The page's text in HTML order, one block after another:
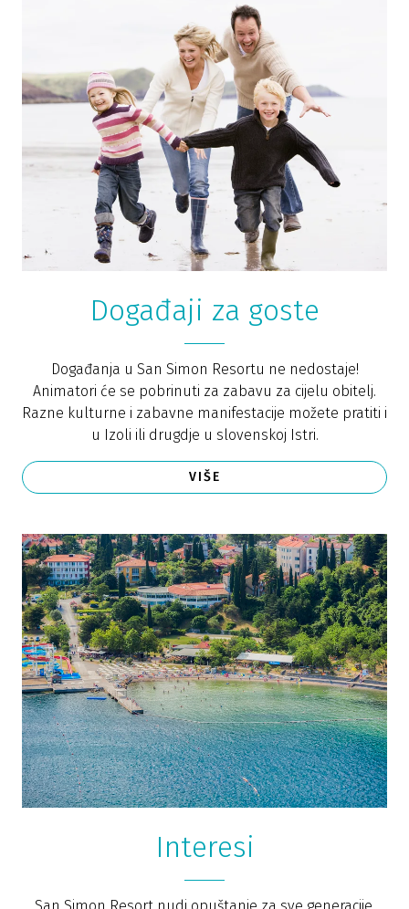
Događaji za goste
Događanja u San Simon Resortu ne nedostaje!
Animatori će se pobrinuti za zabavu za cijelu obitelj.
Razne kulturne i zabavne manifestacije možete pratiti i
u Izoli ili drugdje u slovenskoj Istri.
VIŠE
Interesi